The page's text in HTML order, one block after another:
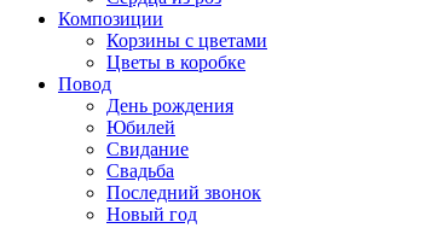
Композиции
Корзины с цветами
Цветы в коробке
Повод
День рождения
Юбилей
Свидание
Свадьба
Последний звонок
Новый год